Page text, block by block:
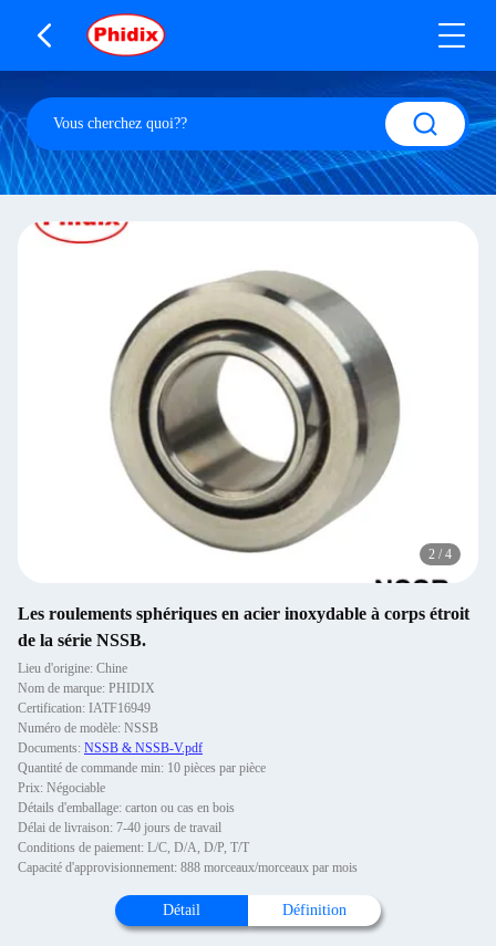
2 / 4
Les roulements sphériques en acier inoxydable à corps étroit
de la série NSSB.
Lieu d'origine: Chine
Nom de marque: PHIDIX
Certification: IATF16949
Numéro de modèle: NSSB
Documents: NSSB & NSSB-V.pdf
Quantité de commande min: 10 pièces par pièce
Prix: Négociable
Détails d'emballage: carton ou cas en bois
Délai de livraison: 7-40 jours de travail
Conditions de paiement: L/C, D/A, D/P, T/T
Capacité d'approvisionnement: 888 morceaux/morceaux par mois
Détail Définition